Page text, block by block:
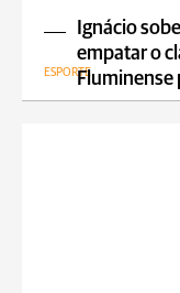
Ignácio
empatar o
Fluminense
ESPORTE